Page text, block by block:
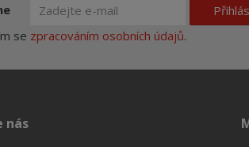
se zpracováním osobních údajů.
nás